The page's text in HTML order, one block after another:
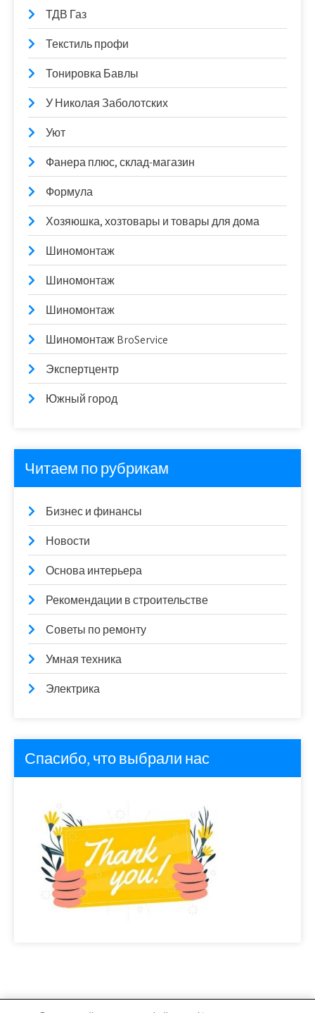
ТДВ Газ
Текстиль профи
Тонировка Бавлы
У Николая Заболотских
Уют
Фанера плюс, склад-магазин
Формула
Хозяюшка, хозтовары и товары для дома
Шиномонтаж
Шиномонтаж
Шиномонтаж
Шиномонтаж BroService
Экспертцентр
Южный город
Читаем по рубрикам
Бизнес и финансы
Новости
Основа интерьера
Рекомендации в строительстве
Советы по ремонту
Умная техника
Электрика
Спасибо, что выбрали нас